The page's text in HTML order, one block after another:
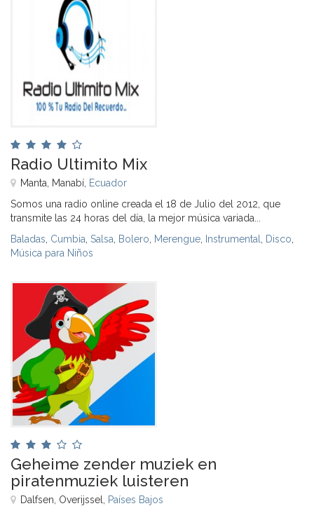
Radio Ultimito Mix
Manta, Manabí, Ecuador
Somos una radio online creada el 18 de Julio del 2012, que
transmite las 24 horas del día, la mejor música variada...
Baladas Cumbia Salsa Bolero Merengue Instrumental Disco
Música para Niños
Geheime zender muziek en
piratenmuziek luisteren
Dalfsen, Overijssel, Países Bajos